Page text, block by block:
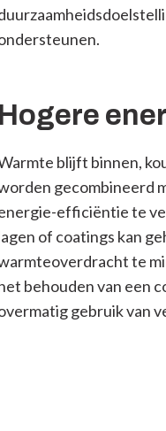
Hogere
blijft binnen,
gecombineerd
efficiëntie te
of coatings kan
te
behouden van een
gebruik van